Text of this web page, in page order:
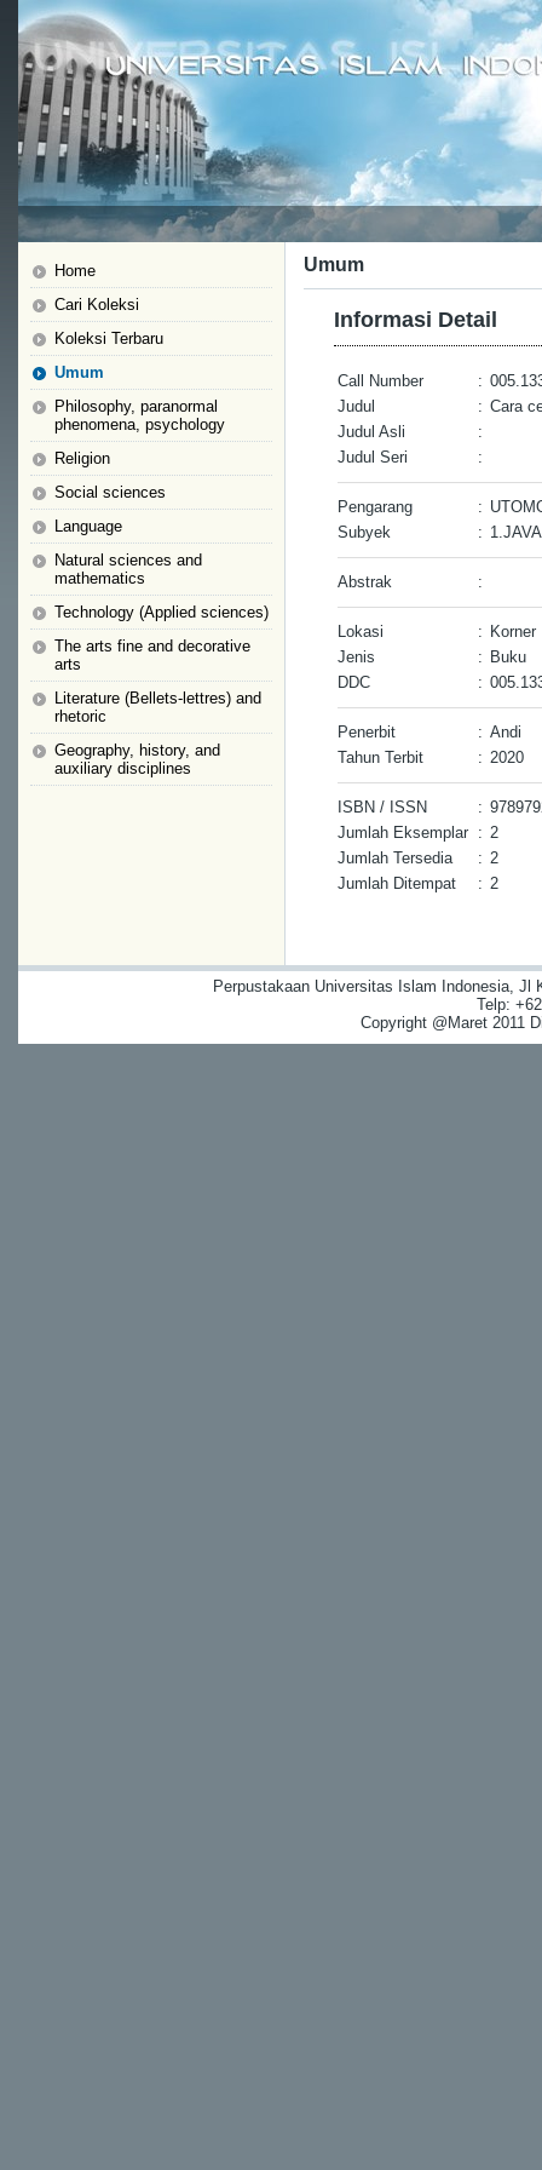
Home
Cari Koleksi
Koleksi Terbaru
Umum
Philosophy, paranormal
phenomena, psychology
Religion
Social sciences
Language
Natural sciences and
mathematics
Technology (Applied sciences)
The arts fine and decorative
arts
Literature (Bellets-lettres) and
rhetoric
Geography, history, and
auxiliary disciplines
Umum
Informasi Detail
Call Number :
Judul
: Cara
Judul Asli
:
Judul Seri
:
Pengarang :
Subyek
:
Abstrak :
Lokasi :
Jenis
: Buku
DDC
:
Penerbit : Andi
Tahun Terbit
: 2020
ISBN / ISSN :
Jumlah Eksemplar : 2
Jumlah Tersedia
: 2
Jumlah Ditempat
: 2
Perpustakaan Universitas Islam Indonesia, Jl
Telp:
Copyright @Maret 2011